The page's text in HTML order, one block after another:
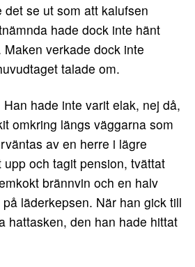
se ut som att kalufsen
hade dock inte hänt
verkade dock inte
talade om.
hade inte varit elak, nej då,
omkring längs väggarna som
av en herre i lägre
och tagit pension, tvättat
brännvin och en halv
läderkepsen. När han gick till
hattasken, den han hade hittat